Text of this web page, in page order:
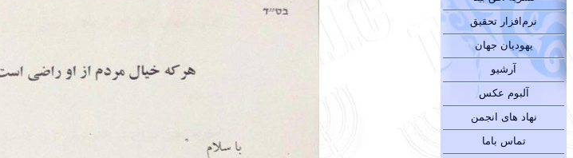
نرم‌افزار تحقیق
یهودیان جهان
آرشیو
آلبوم عکس
نهاد های انجمن
تماس باما